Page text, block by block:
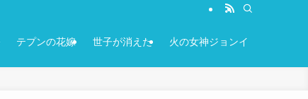
テプンの花嫁 世子が消えた 火の女神ジョンイ